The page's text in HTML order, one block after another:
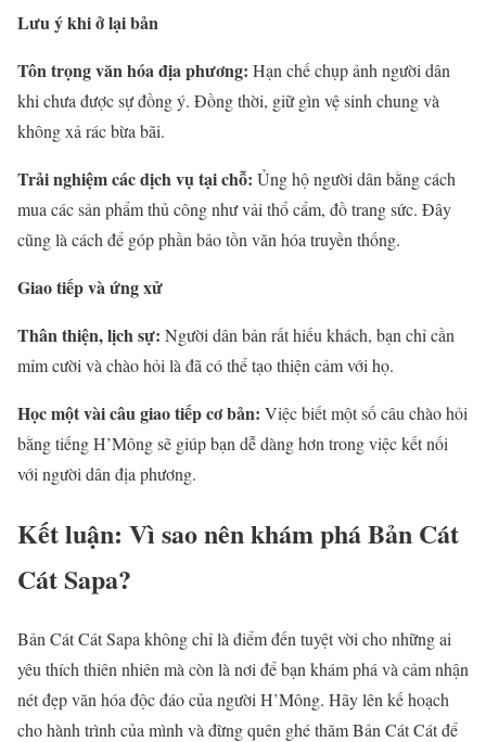
Lưu ý khi ở lại bản
Tôn trọng văn hóa địa phương: Hạn chế chụp ảnh người dân
khi chưa được sự đồng ý. Đồng thời, giữ gìn vệ sinh chung và
không xả rác bừa bãi.
Trải nghiệm các dịch vụ tại chỗ: Ủng hộ người dân bằng cách
mua các sản phẩm thủ công như vải thổ cẩm, đồ trang sức. Đây
cũng là cách để góp phần bảo tồn văn hóa truyền thống.
Giao tiếp và ứng xử
Thân thiện, lịch sự: Người dân bản rất hiếu khách, bạn chỉ cần
mỉm cười và chào hỏi là đã có thể tạo thiện cảm với họ.
Học một vài câu giao tiếp cơ bản: Việc biết một số câu chào hỏi
bằng tiếng H’Mông sẽ giúp bạn dễ dàng hơn trong việc kết nối
với người dân địa phương.
Kết luận: Vì sao nên khám phá Bản Cát
Cát Sapa?
Bản Cát Cát Sapa không chỉ là điểm đến tuyệt vời cho những ai
yêu thích thiên nhiên mà còn là nơi để bạn khám phá và cảm nhận
nét đẹp văn hóa độc đáo của người H’Mông. Hãy lên kế hoạch
cho hành trình của mình và đừng quên ghé thăm Bản Cát Cát để